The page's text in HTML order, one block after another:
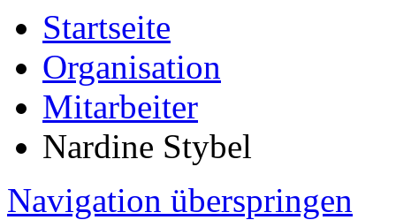
Startseite
Organisation
Mitarbeiter
Nardine Stybel
Navigation überspringen